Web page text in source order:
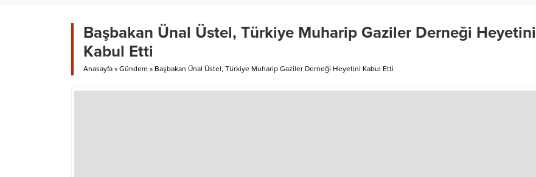
Başbakan Ünal Üstel, Türkiye Muharip Gaziler Derneği Heyetini
Kabul Etti
Anasayfa » Gündem » Başbakan Ünal Üstel, Türkiye Muharip Gaziler Derneği Heyetini Kabul Etti